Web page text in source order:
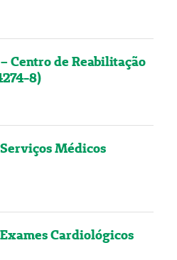
Centro de Reabilitação
8)
Médicos
Cardiológicos